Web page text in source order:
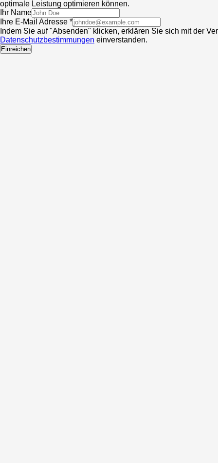
optimale Leistung optimieren können.
Ihr Name
Ihre E-Mail Adresse *
Indem Sie auf "Absenden" klicken, erklären Sie sich mit der
Datenschutzbestimmungen einverstanden.